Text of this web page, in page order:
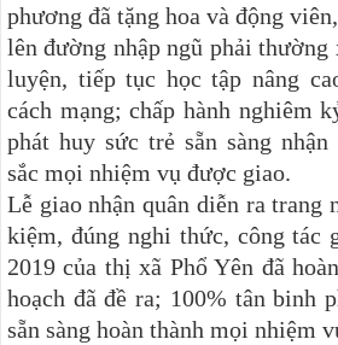
phương đã tặng hoa và động
lên đường nhập ngũ phải
luyện, tiếp tục học tập nâng
cách mạng; chấp hành nghiêm
phát huy sức trẻ sẵn sàng
sắc mọi nhiệm vụ được giao.
Lễ giao nhận quân diễn ra trang
kiệm, đúng nghi thức, công tác
2019 của thị xã Phổ Yên đã
hoạch đã đề ra; 100% tân binh
sẵn sàng hoàn thành mọi nhiệm